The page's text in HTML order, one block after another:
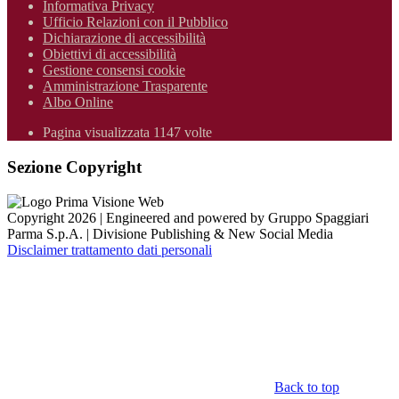
Informativa Privacy
Ufficio Relazioni con il Pubblico
Dichiarazione di accessibilità
Obiettivi di accessibilità
Gestione consensi cookie
Amministrazione Trasparente
Albo Online
Pagina visualizzata 1147 volte
Sezione Copyright
Copyright 2026 | Engineered and powered by Gruppo Spaggiari
Parma S.p.A. | Divisione Publishing & New Social Media
Disclaimer trattamento dati personali
Back to top